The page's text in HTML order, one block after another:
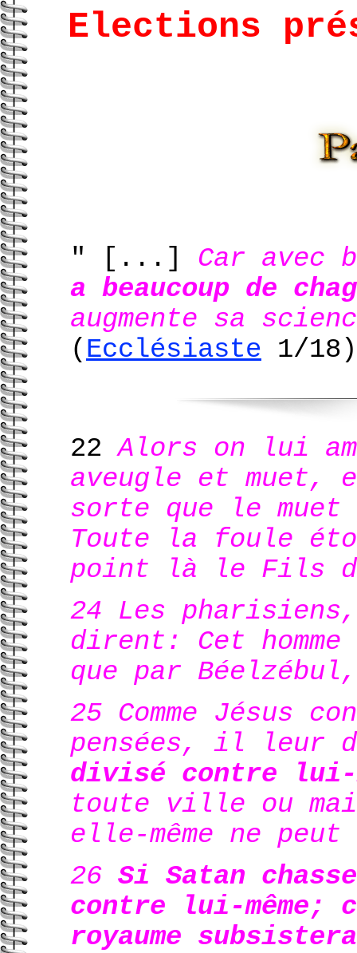
Elections
" [...] Car avec
a beaucoup de
augmente sa
( Ecclésiaste 1/18)
22Alors on lui
aveugle et
sorte que le
Toute la foule
point là le Fils
24 Les
dirent: Cet homme
que par
25 Comme Jésus
pensées, il
divisé contre lui-
toute ville ou
elle-même ne
26 Si Satan
contre lui-même;
royaume